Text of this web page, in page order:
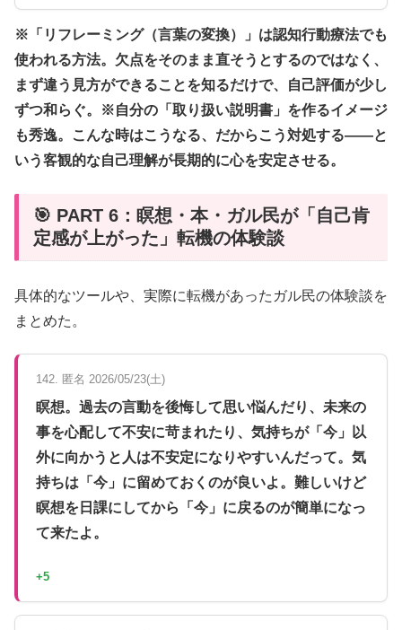
※「リフレーミング（言葉の変換）」は認知行動療法でも
使われる方法。欠点をそのまま直そうとするのではなく、
まず違う見方ができることを知るだけで、自己評価が少し
ずつ和らぐ。※自分の「取り扱い説明書」を作るイメージ
も秀逸。こんな時はこうなる、だからこう対処する——と
いう客観的な自己理解が長期的に心を安定させる。
🎯 PART 6：瞑想・本・ガル民が「自己肯
定感が上がった」転機の体験談
具体的なツールや、実際に転機があったガル民の体験談を
まとめた。
142. 匿名 2026/05/23(土)
瞑想。過去の言動を後悔して思い悩んだり、未来の
事を心配して不安に苛まれたり、気持ちが「今」以
外に向かうと人は不安定になりやすいんだって。気
持ちは「今」に留めておくのが良いよ。難しいけど
瞑想を日課にしてから「今」に戻るのが簡単になっ
て来たよ。
+5